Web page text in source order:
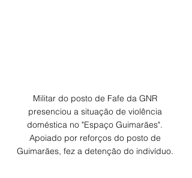
Militar do posto de Fafe da GNR
presenciou a situação de violência
doméstica no "Espaço Guimarães".
Apoiado por reforços do posto de
Guimarães, fez a detenção do indivíduo.